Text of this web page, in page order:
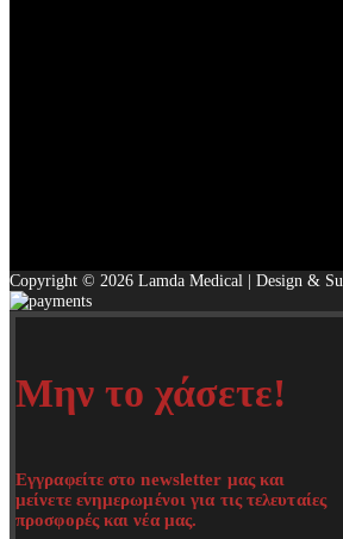
Copyright © 2026 Lamda Medical | Design &
Μην το χάσετε!
Εγγραφείτε στο newsletter μας και
μείνετε ενημερωμένοι για τις τελευταίες
προσφορές και νέα μας.